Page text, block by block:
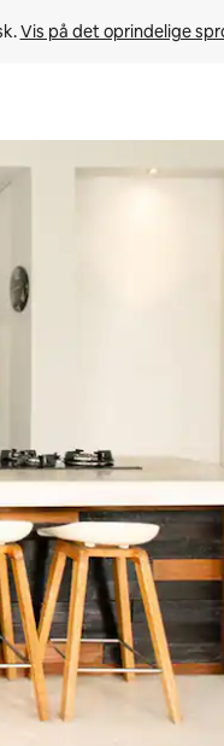
Vis på det oprindelige
at trykke eller stryge.